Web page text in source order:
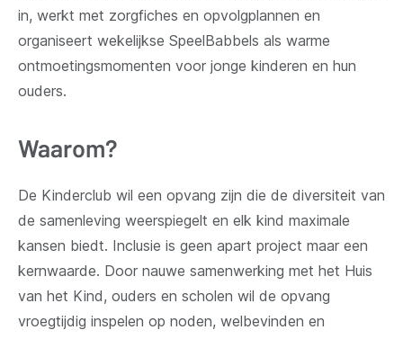
in, werkt met zorgfiches en opvolgplannen en
organiseert wekelijkse SpeelBabbels als warme
ontmoetingsmomenten voor jonge kinderen en hun
ouders.
Waarom?
De Kinderclub wil een opvang zijn die de diversiteit van
de samenleving weerspiegelt en elk kind maximale
kansen biedt. Inclusie is geen apart project maar een
kernwaarde. Door nauwe samenwerking met het Huis
van het Kind, ouders en scholen wil de opvang
vroegtijdig inspelen op noden, welbevinden en